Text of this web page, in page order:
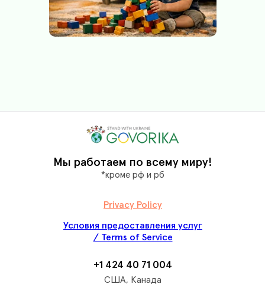
+1 424 40 71 004
США, Канада
Мы работаем по всему миру!
Условия предоставления услуг
/ Terms of Service
Privacy Policy
*кроме рф и рб